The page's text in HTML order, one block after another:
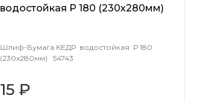
водостойкая Р 180 (230х280мм)
Шлиф-Бумага КЕДР водостойкая Р 180
(230х280мм) 54743
15 ₽